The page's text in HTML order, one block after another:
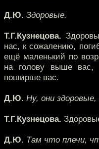
Д.Ю. Здоровые.
Т.Г.Кузнецова.
нас, к сожалению,
ещё маленький по
на голову выше вас,
поширше вас.
Д.Ю. Ну, они здоровые,
Т.Г.Кузнецова.
Д.Ю. Там что плечи,